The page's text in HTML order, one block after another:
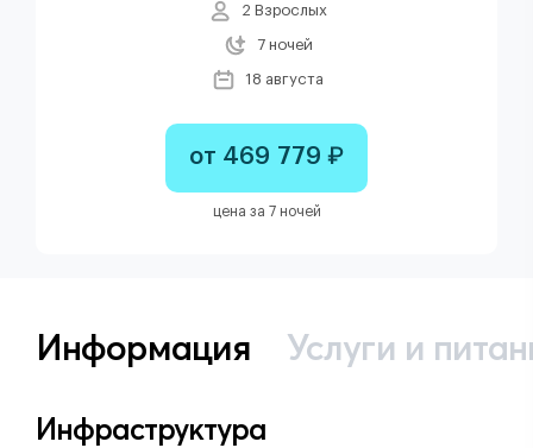
2 Взрослых
7 ночей
18 августа
от 469 779 ₽
цена за 7 ночей
Информация Услуги и
Инфраструктура